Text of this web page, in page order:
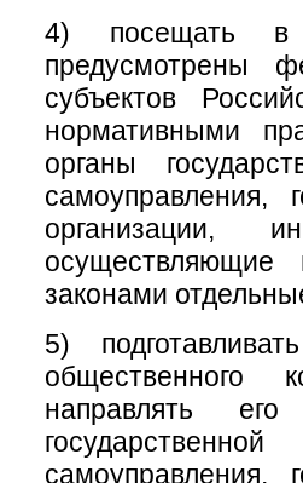
4) посещать в
предусмотрены
субъектов
нормативными
органы
самоуправления,
организации,
законами
5)
общественного
направлять
самоуправления,